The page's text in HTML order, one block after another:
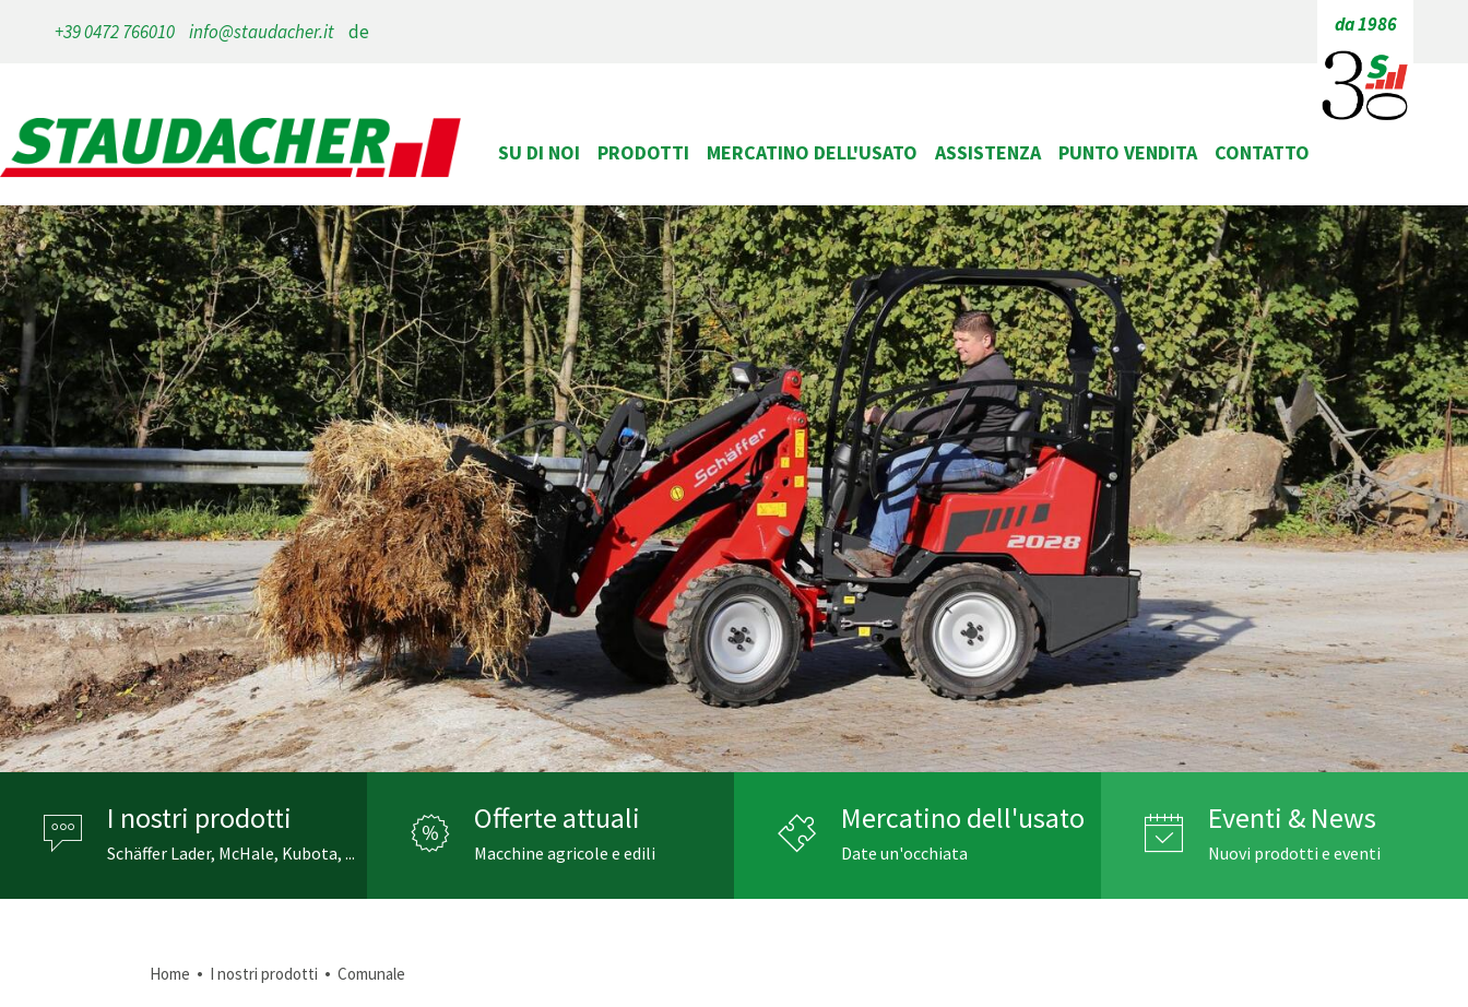
+39 0472 766010 info@staudacher.it de da 1986
SU DI NOI PRODOTTI MERCATINO DELL'USATO ASSISTENZA PUNTO VENDITA CONTATTO
I nostri prodotti
Schäffer Lader, McHale, Kubota, ...
Offerte attuali
Macchine agricole e edili
Mercatino dell'usato
Date un'occhiata
Eventi & News
Nuovi prodotti e eventi
Home • I nostri prodotti • Comunale